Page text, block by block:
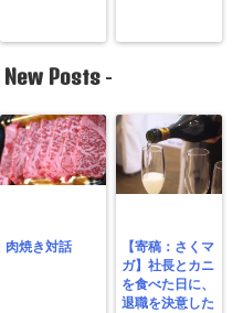
New Posts -
肉焼き対話
【寄稿：さくマ
ガ】社長とカニ
を食べた日に、
退職を決意した